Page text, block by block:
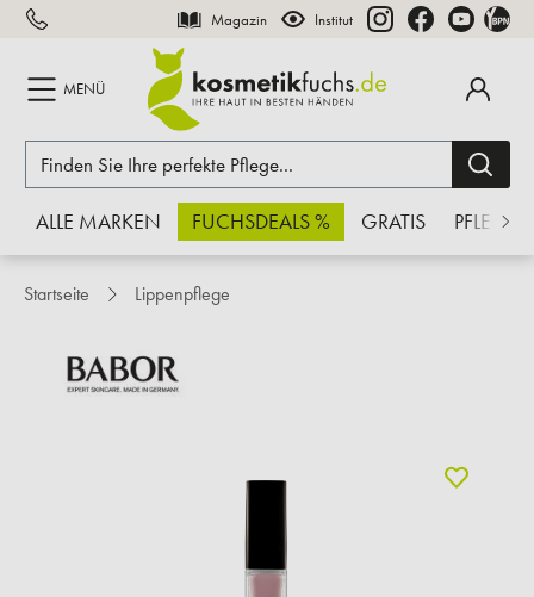
springen Magazin Institut
MENÜ
ALLE MARKEN FUCHSDEALS % GRATIS PFLEGE
Startseite Lippenpflege